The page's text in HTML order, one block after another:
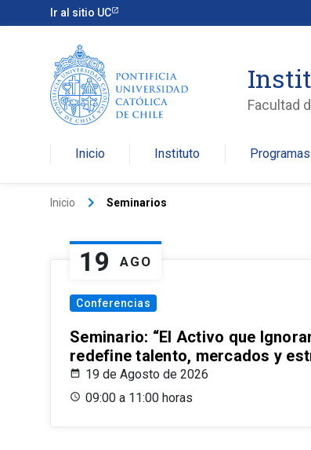
Ir al sitio UC
Facultad
Inicio Instituto Programas
Inicio keyboard_arrow_right Seminarios
19 AGO
Conferencias
Seminario: “El Activo que
redefine talento, mercados y
19 de Agosto de 2026
09:00 a 11:00 horas